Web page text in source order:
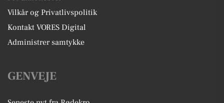
Vilkår og Privatlivspolitik
Kontakt VORES Digital
Administrer samtykke
GENVEJE